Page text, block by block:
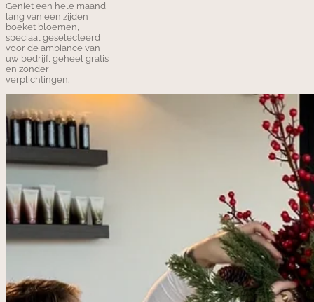
Geniet een hele maand
lang van een zijden
boeket bloemen,
speciaal geselecteerd
voor de ambiance van
uw bedrijf, geheel gratis
en zonder
verplichtingen.